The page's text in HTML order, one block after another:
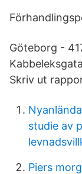
Göteborg -
Skriv ut
studie av
Piers